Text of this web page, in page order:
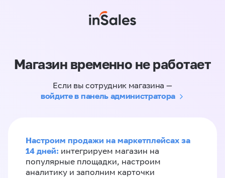
Магазин временно не работает
Если вы сотрудник магазина —
войдите в панель администратора
Настроим продажи на маркетплейсах за
14 дней: интегрируем магазин на
популярные площадки, настроим
аналитику и заполним карточки